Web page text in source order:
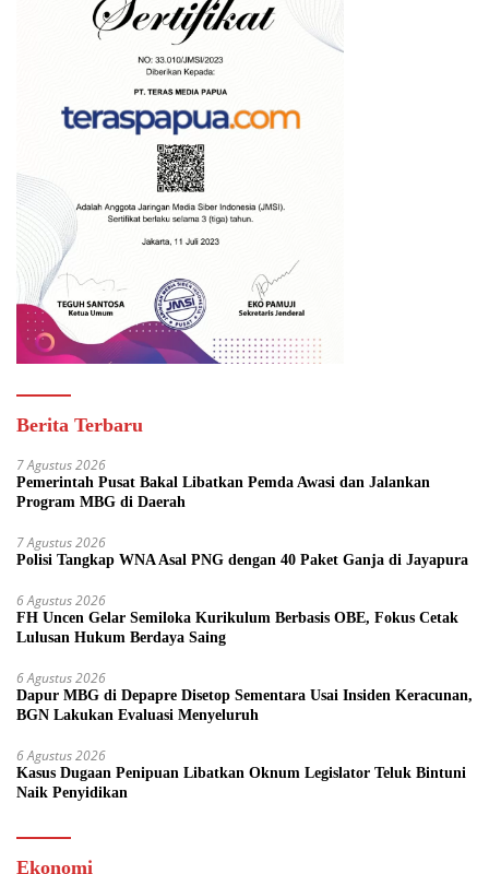
Berita Terbaru
7 Agustus 2026
Pemerintah Pusat Bakal Libatkan Pemda Awasi dan Jalankan
Program MBG di Daerah
7 Agustus 2026
Polisi Tangkap WNA Asal PNG dengan 40 Paket Ganja di Jayapura
6 Agustus 2026
FH Uncen Gelar Semiloka Kurikulum Berbasis OBE, Fokus Cetak
Lulusan Hukum Berdaya Saing
6 Agustus 2026
Dapur MBG di Depapre Disetop Sementara Usai Insiden Keracunan,
BGN Lakukan Evaluasi Menyeluruh
6 Agustus 2026
Kasus Dugaan Penipuan Libatkan Oknum Legislator Teluk Bintuni
Naik Penyidikan
Ekonomi